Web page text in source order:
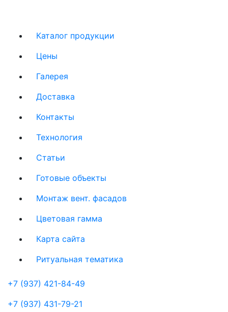
Каталог продукции
Цены
Галерея
Доставка
Контакты
Технология
Статьи
Готовые объекты
Монтаж вент. фасадов
Цветовая гамма
Карта сайта
Ритуальная тематика
+7 (937) 421-84-49
+7 (937) 431-79-21